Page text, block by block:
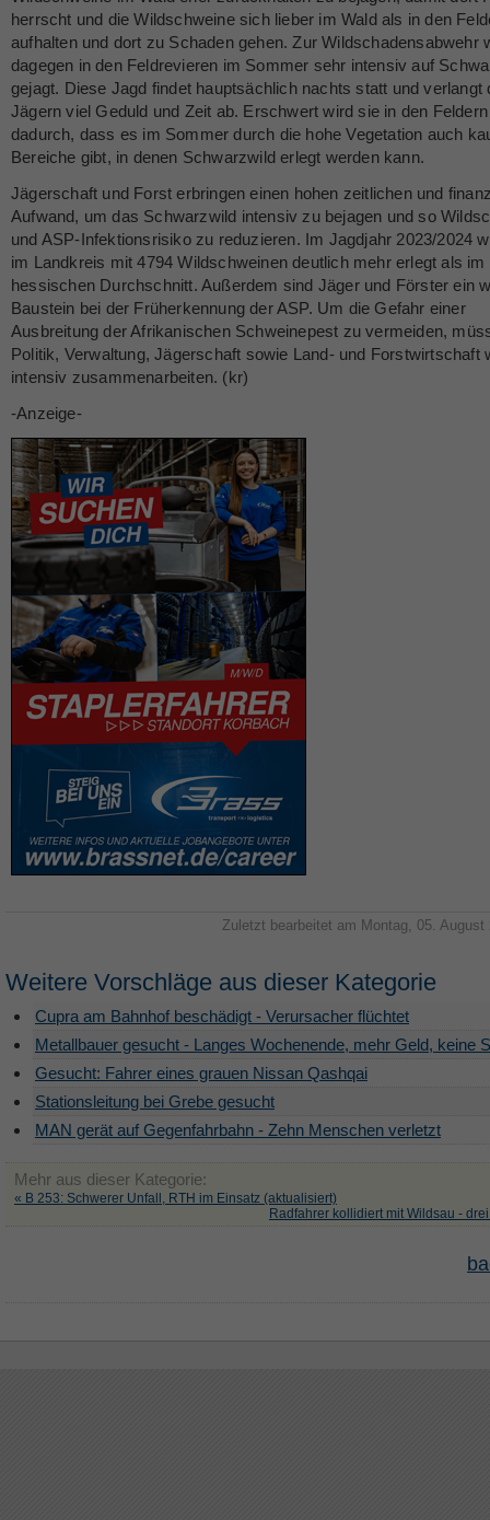
herrscht und die Wildschweine sich lieber im Wald als in den
aufhalten und dort zu Schaden gehen. Zur Wildschadensabwehr
dagegen in den Feldrevieren im Sommer sehr intensiv auf
gejagt. Diese Jagd findet hauptsächlich nachts statt und verlangt
Jägern viel Geduld und Zeit ab. Erschwert wird sie in den
dadurch, dass es im Sommer durch die hohe Vegetation auch
Bereiche gibt, in denen Schwarzwild erlegt werden kann.
Jägerschaft und Forst erbringen einen hohen zeitlichen und
Aufwand, um das Schwarzwild intensiv zu bejagen und so
und ASP-Infektionsrisiko zu reduzieren. Im Jagdjahr 2023/2024
im Landkreis mit 4794 Wildschweinen deutlich mehr erlegt als im
hessischen Durchschnitt. Außerdem sind Jäger und Förster ein
Baustein bei der Früherkennung der ASP. Um die Gefahr einer
Ausbreitung der Afrikanischen Schweinepest zu vermeiden,
Politik, Verwaltung, Jägerschaft sowie Land- und Forstwirtschaft
intensiv zusammenarbeiten. (kr)
-Anzeige-
Zuletzt bearbeitet am Montag, 05. August
Weitere Vorschläge aus dieser Kategorie
Cupra am Bahnhof beschädigt - Verursacher flüchtet
Metallbauer gesucht - Langes Wochenende, mehr Geld, keine
Gesucht: Fahrer eines grauen Nissan Qashqai
Stationsleitung bei Grebe gesucht
MAN gerät auf Gegenfahrbahn - Zehn Menschen verletzt
Mehr aus dieser Kategorie:
« B 253: Schwerer Unfall, RTH im Einsatz (aktualisiert)
Radfahrer kollidiert mit Wildsau -